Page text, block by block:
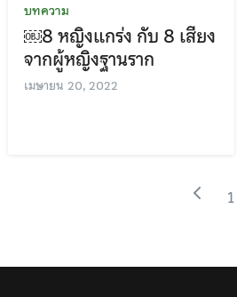
บทความ
￼8 หญิงแกร่ง กับ 8 เสียง
จากผู้หญิงฐานราก
เมษายน 20, 2022
1